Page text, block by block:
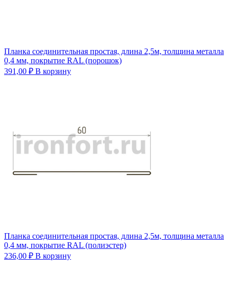
Планка соединительная простая, длина 2,5м, толщина металла
0,4 мм, покрытие RAL (порошок)
391,00 ₽ В корзину
Планка соединительная простая, длина 2,5м, толщина металла
0,4 мм, покрытие RAL (полиэстер)
236,00 ₽ В корзину